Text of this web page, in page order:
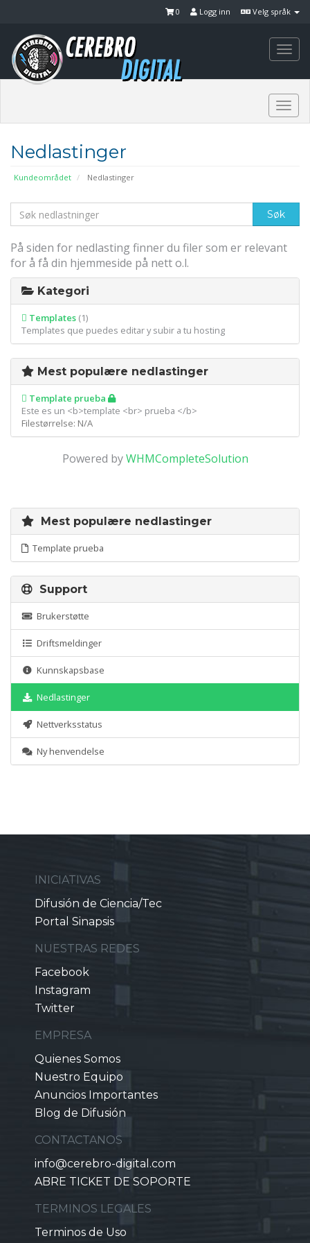
Velg språk
Logg inn
0
Nedlastinger
Kundeområdet Nedlastinger
På siden for nedlasting finner du filer som er relevant
for å få din hjemmeside på nett o.l.
Kategori
Templates (1)
Templates que puedes editar y subir a tu hosting
Mest populære nedlastinger
Template prueba
Este es un <b>template <br> prueba </b>
Filestørrelse: N/A
Powered byWHMCompleteSolution
Mest populære nedlastinger
Template prueba
Support
Brukerstøtte
Driftsmeldinger
Kunnskapsbase
Nedlastinger
Nettverksstatus
Ny henvendelse
INICIATIVAS
Difusión de Ciencia/Tec
Portal Sinapsis
NUESTRAS REDES
Facebook
Instagram
Twitter
EMPRESA
Quienes Somos
Nuestro Equipo
Anuncios Importantes
Blog de Difusión
CONTACTANOS
info@cerebro-digital.com
ABRE TICKET DE SOPORTE
TERMINOS LEGALES
Terminos de Uso